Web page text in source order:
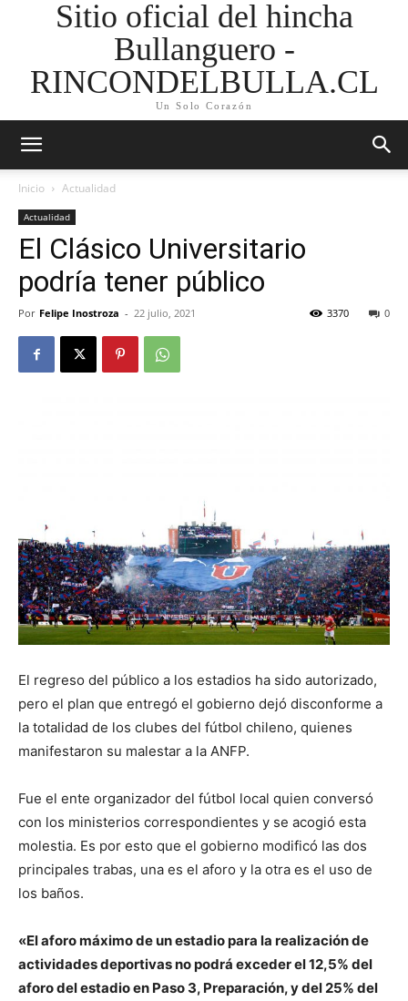
Sitio oficial del hincha
Bullanguero -
RINCONDELBULLA.CL
Un Solo Corazón
Inicio Actualidad
Actualidad
El Clásico Universitario
podría tener público
Por Felipe Inostroza - 22 julio, 2021 0
3370
El regreso del público a los estadios ha sido autorizado,
pero el plan que entregó el gobierno dejó disconforme a
la totalidad de los clubes del fútbol chileno, quienes
manifestaron su malestar a la ANFP.
Fue el ente organizador del fútbol local quien conversó
con los ministerios correspondientes y se acogió esta
molestia. Es por esto que el gobierno modificó las dos
principales trabas, una es el aforo y la otra es el uso de
los baños.
«El aforo máximo de un estadio para la realización de
actividades deportivas no podrá exceder el 12,5% del
aforo del estadio en Paso 3, Preparación, y del 25% del